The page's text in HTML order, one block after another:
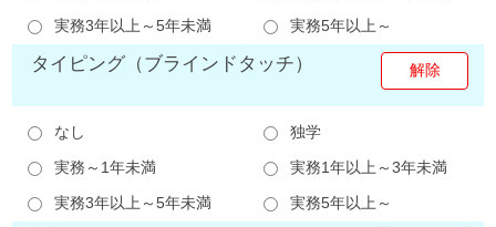
実務3年以上～5年未満
実務5年以上～
タイピング（ブラインドタッチ）
なし
独学
実務～1年未満
実務1年以上～3年未満
実務3年以上～5年未満
実務5年以上～